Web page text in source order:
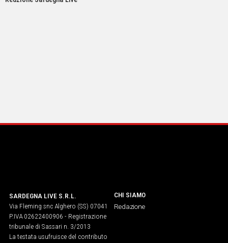
SARDEGNA LIVE S.R.L.
Via Fleming snc Alghero (SS) 07041
P.IVA 02622400906 - Registrazione
tribunale di Sassari n. 3/2013
La testata usufruisce del contributo
CHI SIAMO
Redazione